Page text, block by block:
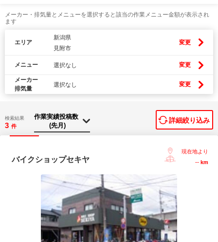
メーカー・排気量とメニューを選択すると該当の作業メニュー金額が表示され
ます
エリア
新潟県
見附市
変更
メニュー 選択なし 変更
メーカー
排気量
選択なし 変更
検索結果
3 件
詳細絞り込み
バイクショップセキヤ
現在地より
-- km